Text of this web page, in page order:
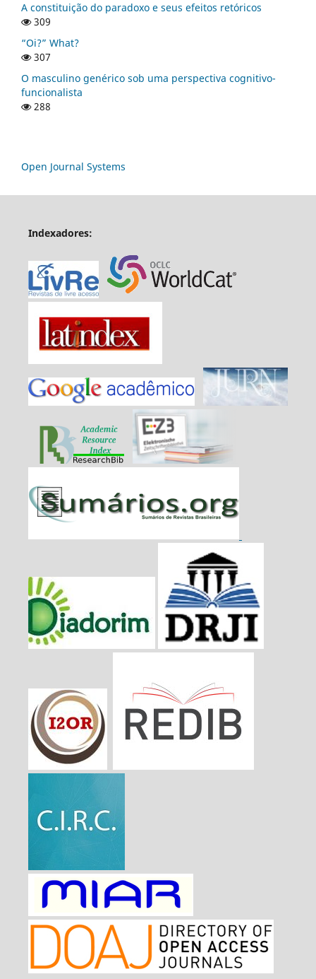
A constituição do paradoxo e seus efeitos retóricos
309
“Oi?” What?
307
O masculino genérico sob uma perspectiva cognitivo-
funcionalista
288
Open Journal Systems
Indexadores: